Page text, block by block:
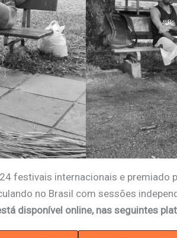
festivais internacionais e premiado
no Brasil com sessões
disponível online, nas seguintes